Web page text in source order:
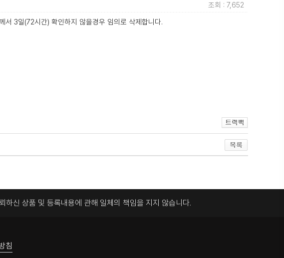
조회 : 7,652
서 3일(72시간) 확인하지 않을경우 임의로 삭제합니다.
하신 상품 및 등록내용에 관해 일체의 책임을 지지 않습니다.
침